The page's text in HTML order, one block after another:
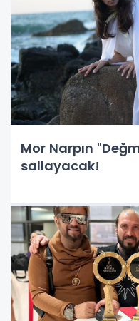
Mor Narpın
sallayacak!